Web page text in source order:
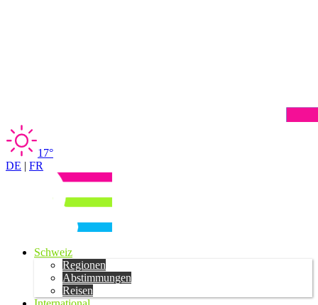
17°
DE | FR
Schweiz
Regionen
Abstimmungen
Reisen